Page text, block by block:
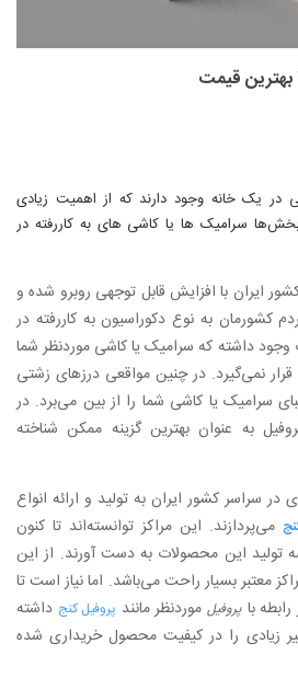
بهترین قیمت
یک خانه وجود دارند که از اهمیت زیادی
سرامیک ها یا کاشی های به کاررفته در
ایران با افزایش قابل توجهی روبرو شده و
کشورمان به نوع دکوراسیون به کاررفته در
وجود داشته که سرامیک یا کاشی موردنظر شما
نمی‌گیرد. در چنین مواقعی درزهای زشتی
سرامیک یا کاشی شما را از بین می‌برد. در
به عنوان بهترین گزینه ممکن شناخته
سراسر کشور ایران به تولید و ارائه انواع
می‌پردازند. این مراکز توانسته‌اند تا کنون
تولید این محصولات به دست آورند. از این
معتبر بسیار راحت می‌باشد. اما نیاز است تا
با پروفیلموردنظر مانند پروفیل کنج داشته
زیادی را در کیفیت محصول خریداری شده